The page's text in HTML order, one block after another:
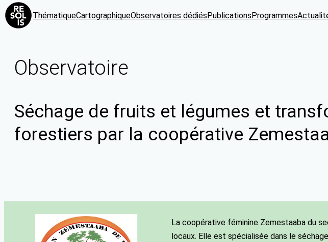
ThématiqueCartographiqueObservatoires dédiésPublicationsProgrammes
Observatoire
Séchage de fruits et légumes et
forestiers par la coopérative
La coopérative féminine Zemestaaba du
locaux. Elle est spécialisée dans le